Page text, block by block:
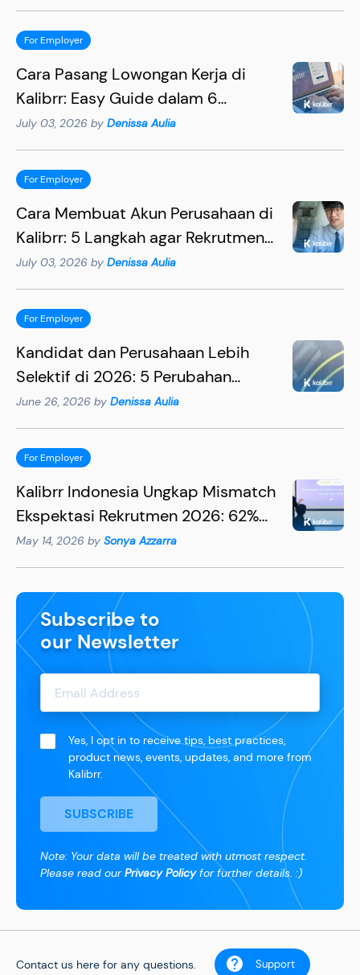
For Employer
Cara Pasang Lowongan Kerja di
Kalibrr: Easy Guide dalam 6
Langkah
July 03, 2026 by Denissa Aulia
For Employer
Cara Membuat Akun Perusahaan di
Kalibrr: 5 Langkah agar Rekrutmen
Lebih Efektif
July 03, 2026 by Denissa Aulia
For Employer
Kandidat dan Perusahaan Lebih
Selektif di 2026: 5 Perubahan
Penting yang Wajib Dipahami HR
June 26, 2026 by Denissa Aulia
For Employer
Kalibrr Indonesia Ungkap Mismatch
Ekspektasi Rekrutmen 2026: 62%
Rekruter Mengira Kandidat
Utamakan Gaji
May 14, 2026 by Sonya Azzarra
Subscribe to
our Newsletter
Yes, I opt in to receive tips, best practices,
product news, events, updates, and more from
Kalibrr.
SUBSCRIBE
Note: Your data will be treated with utmost respect.
Please read ourPrivacy Policyfor further details. :)
Contact us here for any questions. Support